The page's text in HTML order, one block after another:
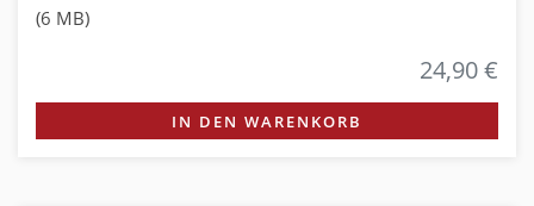
(6 MB)
24,90 €
IN DEN WARENKORB